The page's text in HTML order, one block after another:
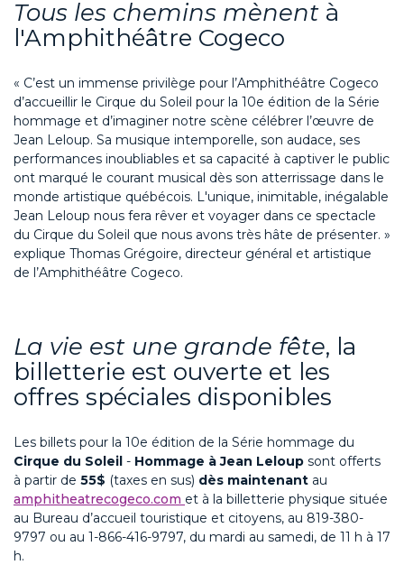
Tous les chemins mènent à
l'Amphithéâtre Cogeco
« C’est un immense privilège pour l’Amphithéâtre Cogeco
d’accueillir le Cirque du Soleil pour la 10e édition de la Série
hommage et d’imaginer notre scène célébrer l’œuvre de
Jean Leloup. Sa musique intemporelle, son audace, ses
performances inoubliables et sa capacité à captiver le public
ont marqué le courant musical dès son atterrissage dans le
monde artistique québécois. L 'unique, inimitable, inégalable
Jean Leloup nous fera rêver et voyager dans ce spectacle
du Cirque du Soleil que nous avons très hâte de présenter. »
explique Thomas Grégoire, directeur général et artistique
de l’Amphithéâtre Cogeco.
La vie est une grande fête, la
billetterie est ouverte et les
offres spéciales disponibles
Les billets pour la 10e édition de la Série hommage du
Cirque du Soleil - Hommage à Jean Leloup sont offerts
à partir de 55$ (taxes en sus) dès maintenant au
amphitheatrecogeco.com et à la billetterie physique située
au Bureau d’accueil touristique et citoyens, au 819-380-
9797 ou au 1-866-416-9797, du mardi au samedi, de 11 h à 17
h.